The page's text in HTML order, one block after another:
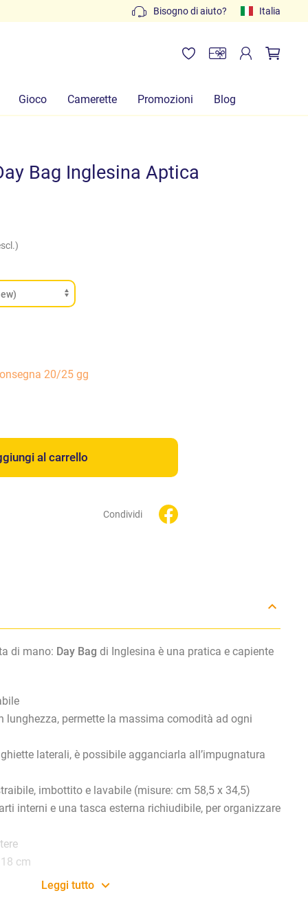
Preventivi gratuiti: scrivi ainfo@lachiocciolababy.it
Bisogno di aiuto? Italia
Gioco Camerette Promozioni Blog
Bag Inglesina Aptica
20/25 gg
al carrello
Condividi
di mano: Day Bag di Inglesina è una pratica e capiente
lunghezza, permette la massima comodità ad ogni
laterali, è possibile agganciarla all’impugnatura
imbottito e lavabile (misure: cm 58,5 x 34,5)
interni e una tasca esterna richiudibile, per organizzare
cm
Leggi tutto